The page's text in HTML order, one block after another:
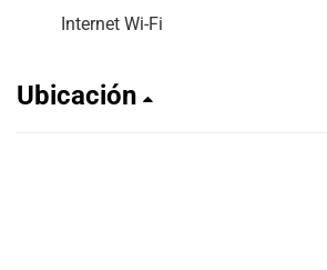
Internet Wi-Fi
Ubicación